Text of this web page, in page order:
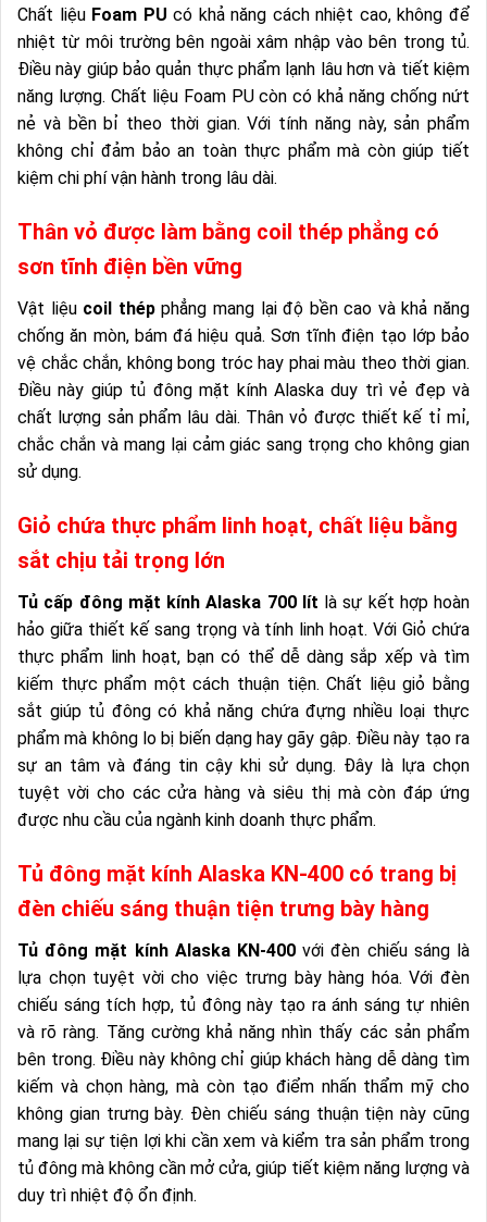
Chất liệu Foam PU có khả năng cách nhiệt cao, không để
nhiệt từ môi trường bên ngoài xâm nhập vào bên trong tủ.
Điều này giúp bảo quản thực phẩm lạnh lâu hơn và tiết kiệm
năng lượng. Chất liệu Foam PU còn có khả năng chống nứt
nẻ và bền bỉ theo thời gian. Với tính năng này, sản phẩm
không chỉ đảm bảo an toàn thực phẩm mà còn giúp tiết
kiệm chi phí vận hành trong lâu dài.
Thân vỏ được làm bằng coil thép phẳng có
sơn tĩnh điện bền vững
Vật liệu coil thépphẳng mang lại độ bền cao và khả năng
chống ăn mòn, bám đá hiệu quả. Sơn tĩnh điện tạo lớp bảo
vệ chắc chắn, không bong tróc hay phai màu theo thời gian.
Điều này giúp tủ đông mặt kính Alaska duy trì vẻ đẹp và
chất lượng sản phẩm lâu dài. Thân vỏ được thiết kế tỉ mỉ,
chắc chắn và mang lại cảm giác sang trọng cho không gian
sử dụng.
Giỏ chứa thực phẩm linh hoạt, chất liệu bằng
sắt chịu tải trọng lớn
Tủ cấp đông mặt kính Alaska 700 lít là sự kết hợp hoàn
hảo giữa thiết kế sang trọng và tính linh hoạt. Với Giỏ chứa
thực phẩm linh hoạt, bạn có thể dễ dàng sắp xếp và tìm
kiếm thực phẩm một cách thuận tiện. Chất liệu giỏ bằng
sắt giúp tủ đông có khả năng chứa đựng nhiều loại thực
phẩm mà không lo bị biến dạng hay gãy gập. Điều này tạo ra
sự an tâm và đáng tin cậy khi sử dụng. Đây là lựa chọn
tuyệt vời cho các cửa hàng và siêu thị mà còn đáp ứng
được nhu cầu của ngành kinh doanh thực phẩm.
Tủ đông mặt kính Alaska KN-400 có trang bị
đèn chiếu sáng thuận tiện trưng bày hàng
Tủ đông mặt kính Alaska KN-400 với đèn chiếu sáng là
lựa chọn tuyệt vời cho việc trưng bày hàng hóa. Với đèn
chiếu sáng tích hợp, tủ đông này tạo ra ánh sáng tự nhiên
và rõ ràng. Tăng cường khả năng nhìn thấy các sản phẩm
bên trong. Điều này không chỉ giúp khách hàng dễ dàng tìm
kiếm và chọn hàng, mà còn tạo điểm nhấn thẩm mỹ cho
không gian trưng bày. Đèn chiếu sáng thuận tiện này cũng
mang lại sự tiện lợi khi cần xem và kiểm tra sản phẩm trong
tủ đông mà không cần mở cửa, giúp tiết kiệm năng lượng và
duy trì nhiệt độ ổn định.